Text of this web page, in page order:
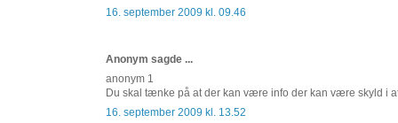
16. september 2009 kl. 09.46
Anonym sagde ...
anonym 1
Du skal tænke på at der kan være info der kan være skyld i
16. september 2009 kl. 13.52